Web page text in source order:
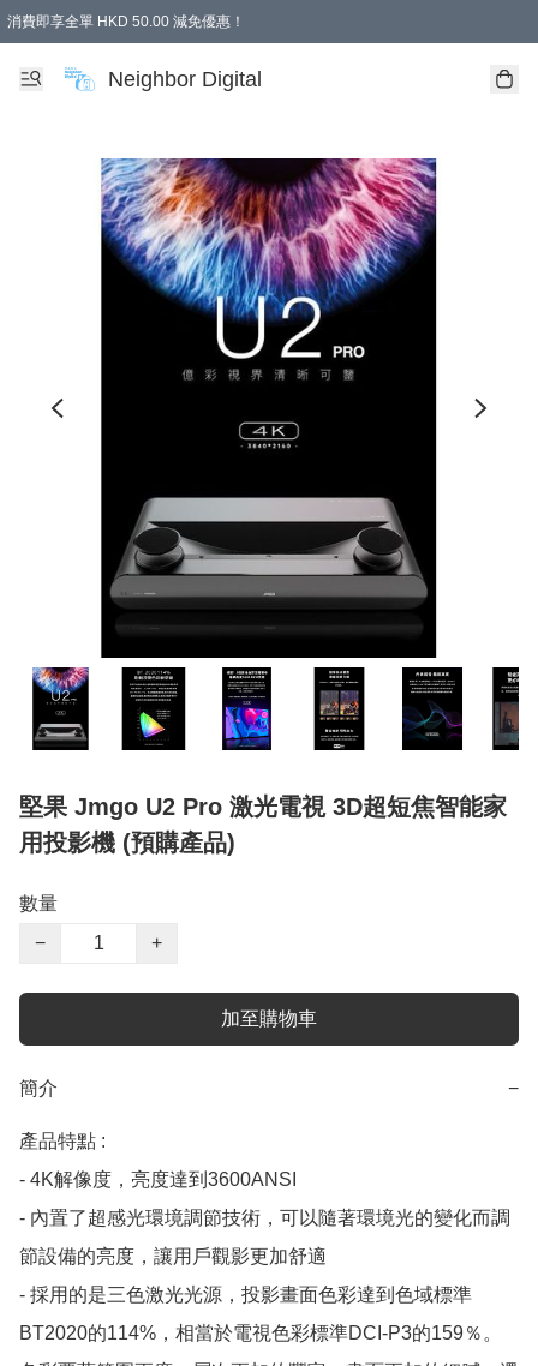
消費即享全單 HKD 50.00 減免優惠！
Neighbor Digital
堅果 Jmgo U2 Pro 激光電視 3D超短焦智能家
用投影機 (預購產品)
數量
−
+
加至購物車
簡介 −
產品特點 :
- 4K解像度，亮度達到3600ANSI
- 內置了超感光環境調節技術，可以隨著環境光的變化而調
節設備的亮度，讓用戶觀影更加舒適
- 採用的是三色激光光源，投影畫面色彩達到色域標準
BT2020的114%，相當於電視色彩標準DCI-P3的159％。